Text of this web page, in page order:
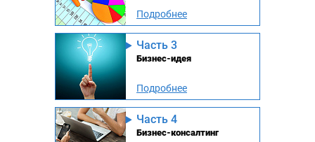
Подробнее
Часть 3
Бизнес-идея
Подробнее
Часть 4
Бизнес-консалтинг